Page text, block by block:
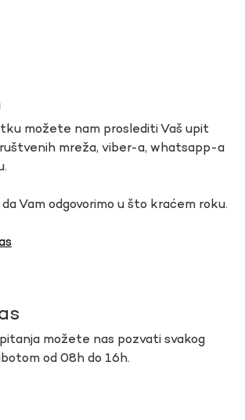
možete nam proslediti Vaš upit
mreža, viber-a, whatsapp-a
Vam odgovorimo u što kraćem roku.
možete nas pozvati svakog
od 08h do 16h.